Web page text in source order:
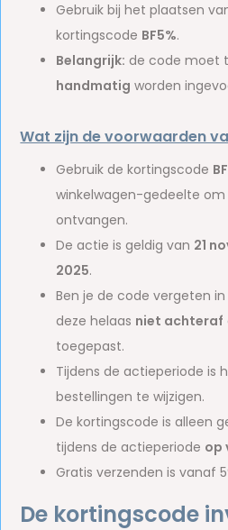
Gebruik bij het plaatsen
kortingscode BF5%.
Belangrijk: de code moet
handmatig worden
Wat zijn de voorwaarden
Gebruik de kortingscode
winkelwagen-gedeelte om
ontvangen.
De actie is geldig van 21
2025.
Ben je de code vergeten
deze helaas niet achteraf
toegepast.
Tijdens de actieperiode is
bestellingen te wijzigen.
De kortingscode is alleen
tijdens de actieperiode op
Gratis verzenden is vanaf
De kortingscode